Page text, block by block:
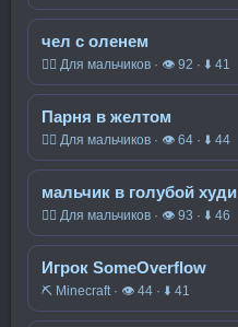
чел с оленем
🧍‍♂️ Для мальчиков · 👁 92 · ⬇ 41
Парня в желтом
🧍‍♂️ Для мальчиков · 👁 64 · ⬇ 44
мальчик в голубой худи
🧍‍♂️ Для мальчиков · 👁 93 · ⬇ 46
Игрок SomeOverflow
⛏️ Minecraft · 👁 44 · ⬇ 41